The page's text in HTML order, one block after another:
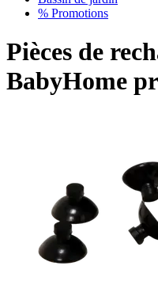
% Promotions
Pièces de
BabyHome